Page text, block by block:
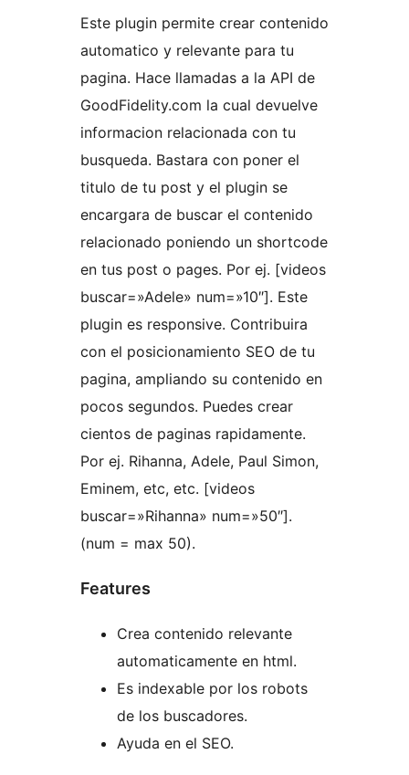
Este plugin permite crear contenido
automatico y relevante para tu
pagina. Hace llamadas a la API de
GoodFidelity.com la cual devuelve
informacion relacionada con tu
busqueda. Bastara con poner el
titulo de tu post y el plugin se
encargara de buscar el contenido
relacionado poniendo un shortcode
en tus post o pages. Por ej. [videos
buscar=»Adele» num=»10″]. Este
plugin es responsive. Contribuira
con el posicionamiento SEO de tu
pagina, ampliando su contenido en
pocos segundos. Puedes crear
cientos de paginas rapidamente.
Por ej. Rihanna, Adele, Paul Simon,
Eminem, etc, etc. [videos
buscar=»Rihanna» num=»50″].
(num = max 50).
Features
Crea contenido relevante
automaticamente en html.
Es indexable por los robots
de los buscadores.
Ayuda en el SEO.